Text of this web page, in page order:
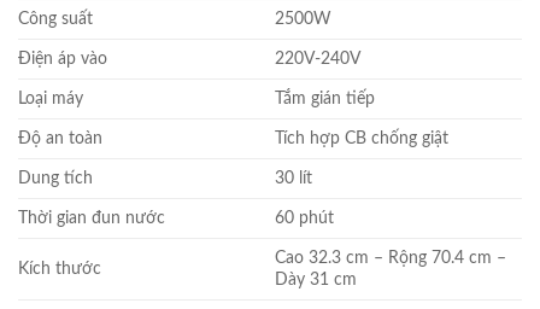
Công suất 2500W
Điện áp vào 220V-240V
Loại máy Tắm gián tiếp
Độ an toàn Tích hợp CB chống giật
Dung tích 30 lít
Thời gian đun nước 60 phút
Kích thước
Cao 32.3 cm – Rộng 70.4 cm –
Dày 31 cm